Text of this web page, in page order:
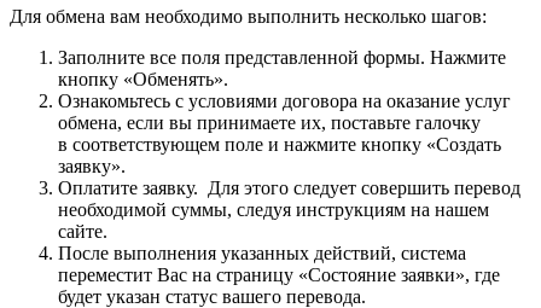
Для обмена вам необходимо выполнить несколько шагов:
Заполните все поля представленной формы. Нажмите
кнопку «Обменять».
Ознакомьтесь с условиями договора на оказание услуг
обмена, если вы принимаете их, поставьте галочку
в соответствующем поле и нажмите кнопку «Создать
заявку».
Оплатите заявку. Для этого следует совершить перевод
необходимой суммы, следуя инструкциям на нашем
сайте.
После выполнения указанных действий, система
переместит Вас на страницу «Состояние заявки», где
будет указан статус вашего перевода.